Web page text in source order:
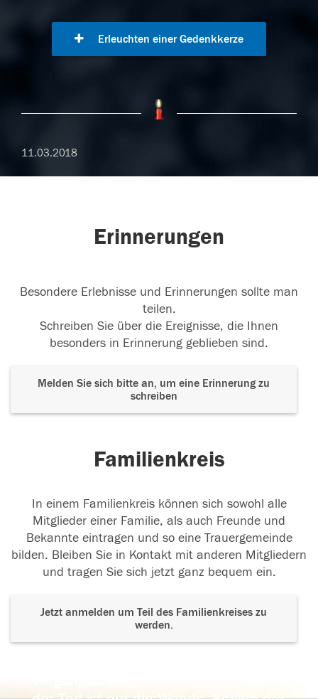
Erleuchten einer Gedenkkerze
11.03.2018
Erinnerungen
Besondere Erlebnisse und Erinnerungen sollte man
teilen.
Schreiben Sie über die Ereignisse, die Ihnen
besonders in Erinnerung geblieben sind.
Melden Sie sich bitte an, um eine Erinnerung zu
schreiben
Familienkreis
In einem Familienkreis können sich sowohl alle
Mitglieder einer Familie, als auch Freunde und
Bekannte eintragen und so eine Trauergemeinde
bilden. Bleiben Sie in Kontakt mit anderen Mitgliedern
und tragen Sie sich jetzt ganz bequem ein.
Jetzt anmelden um Teil des Familienkreises zu
werden.